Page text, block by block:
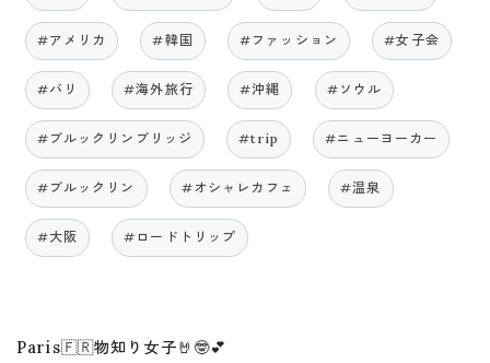
#アメリカ #韓国 #ファッション #女子会
#バリ #海外旅行 #沖縄 #ソウル
#ブルックリンブリッジ #trip #ニューヨーカー
#ブルックリン #オシャレカフェ #温泉
#大阪 #ロードトリップ
Paris🇫🇷物知り女子🤘🤓💕